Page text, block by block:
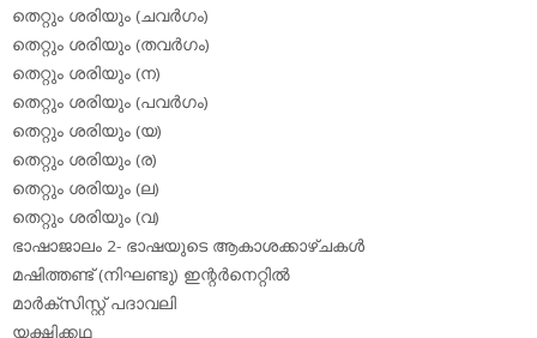
തെറ്റും ശരിയും (ചവര്‍ഗം)
തെറ്റും ശരിയും (തവര്‍ഗം)
തെറ്റും ശരിയും (ന)
തെറ്റും ശരിയും (പവര്‍ഗം)
തെറ്റും ശരിയും (യ)
തെറ്റും ശരിയും (ര)
തെറ്റും ശരിയും (ല)
തെറ്റും ശരിയും (വ)
ഭാഷാജാലം 2- ഭാഷയുടെ ആകാശക്കാഴ്ചകള്‍
മഷിത്തണ്ട് (നിഘണ്ടു) ഇന്റര്‍നെറ്റില്‍
മാര്‍ക്‌സിസ്റ്റ് പദാവലി
യക്ഷിക്കഥ